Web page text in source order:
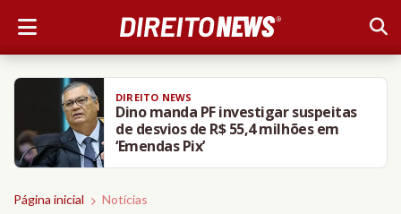
DIREITO NEWS
Dino manda PF investigar suspeitas
de desvios de R$ 55,4 milhões em
‘Emendas Pix’
Página inicial Notícias